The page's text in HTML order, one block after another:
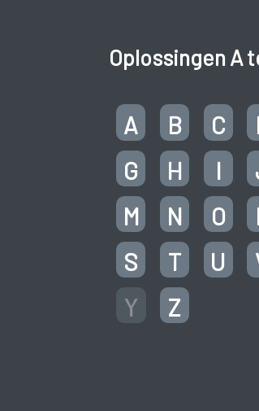
Oplossingen A
A B C
G
H I
M
N O
S
T U
Y
Z